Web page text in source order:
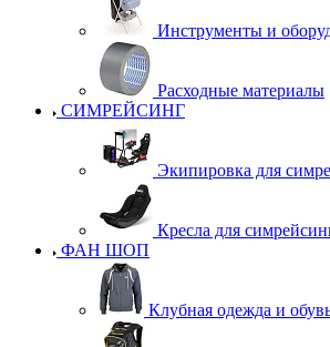
Инструменты и
Расходные материалы
СИМРЕЙСИНГ
Экипировка для
Кресла для
ФАН ШОП
Клубная одежда и